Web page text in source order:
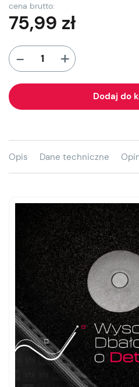
cena brutto:
75,99 zł
- +
Dodaj do
Opis Dane techniczne